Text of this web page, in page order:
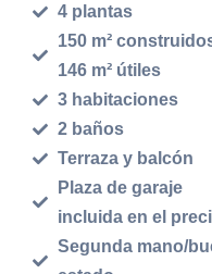
4 plantas
150 m²
146 m² útiles
3 habitaciones
2 baños
Terraza y balcón
Plaza de garaje
incluida en el
Segunda mano/